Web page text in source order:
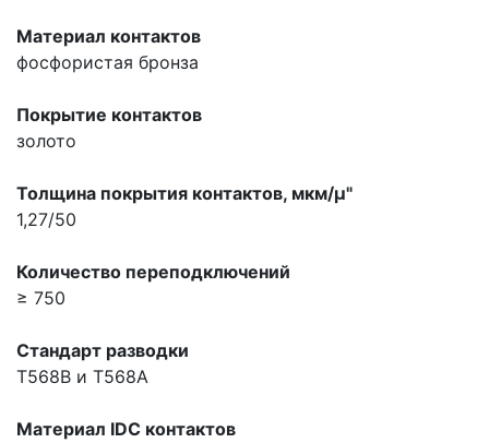
Материал контактов
фосфористая бронза
Покрытие контактов
золото
Толщина покрытия контактов, мкм/µ"
1,27/50
Количество переподключений
≥ 750
Стандарт разводки
T568B и T568A
Материал IDC контактов